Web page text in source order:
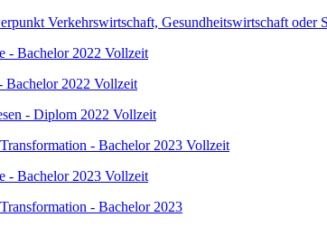
Verkehrswirtschaft, Gesundheitswirtschaft oder
- Bachelor 2022 Vollzeit
Bachelor 2022 Vollzeit
- Diplom 2022 Vollzeit
- Bachelor 2023 Vollzeit
- Bachelor 2023 Vollzeit
- Bachelor 2023